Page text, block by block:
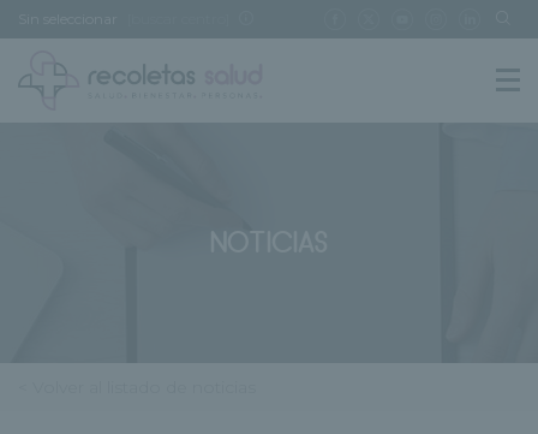
NOTICIAS